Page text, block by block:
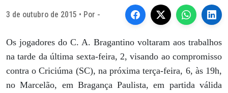
3 de outubro de 2015 • Por -
Os jogadores do C. A. Bragantino voltaram aos trabalhos
na tarde da última sexta-feira, 2, visando ao compromisso
contra o Criciúma (SC), na próxima terça-feira, 6, às 19h,
no Marcelão, em Bragança Paulista, em partida válida